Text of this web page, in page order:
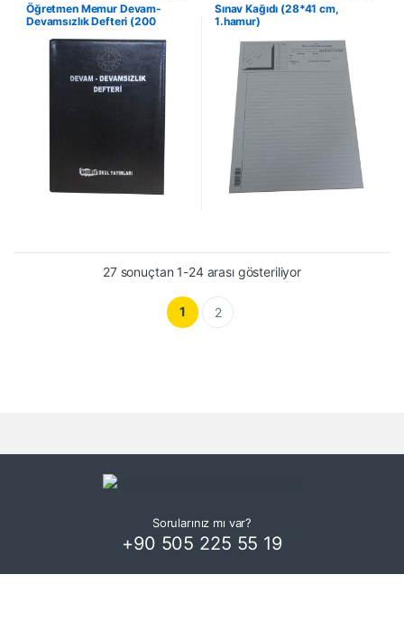
Öğretmen Memur Devam-
Devamsızlık Defteri (200
Sınav Kağıdı (28*41 cm,
1.hamur)
27 sonuçtan 1-24 arası gösteriliyor
1 2
Sorularınız mı var?
+90 505 225 55 19